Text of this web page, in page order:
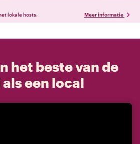
lokale hosts. Meer informatie
het beste van de
een local